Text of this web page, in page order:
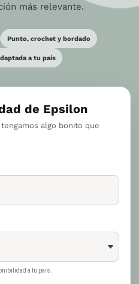
más relevante.
Punto, crochet y bordado
a tu país
de Epsilon
algo bonito que
a tu país.